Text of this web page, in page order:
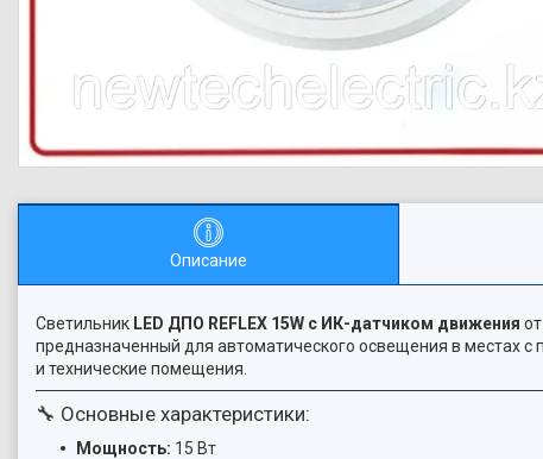
Описание
Светильник LED ДПО REFLEX 15W с ИК-датчиком движения
предназначенный для автоматического освещения в местах
и технические помещения.
🔧 Основные характеристики:
Мощность: 15 Вт